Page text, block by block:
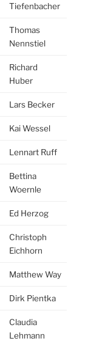
Tiefenbacher
Thomas
Nennstiel
Richard
Huber
Lars Becker
Kai Wessel
Lennart Ruff
Bettina
Woernle
Ed Herzog
Christoph
Eichhorn
Matthew Way
Dirk Pientka
Claudia
Lehmann